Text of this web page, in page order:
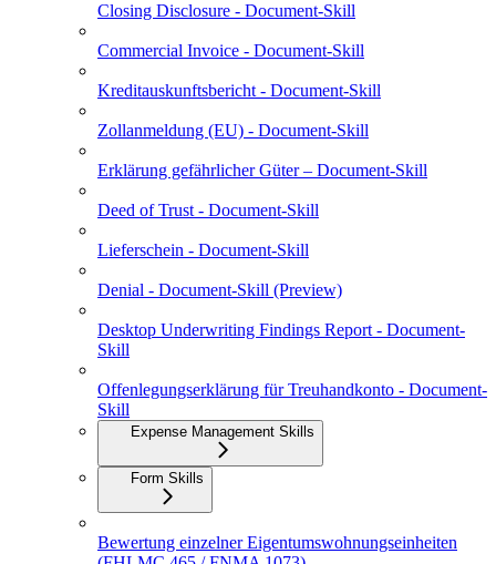
Closing Disclosure - Document-Skill
Commercial Invoice - Document-Skill
Kreditauskunftsbericht - Document-Skill
Zollanmeldung (EU) - Document-Skill
Erklärung gefährlicher Güter – Document-Skill
Deed of Trust - Document-Skill
Lieferschein - Document-Skill
Denial - Document-Skill (Preview)
Desktop Underwriting Findings Report - Document-
Skill
Offenlegungserklärung für Treuhandkonto - Document-
Skill
Expense Management Skills
Form Skills
Bewertung einzelner Eigentumswohnungseinheiten